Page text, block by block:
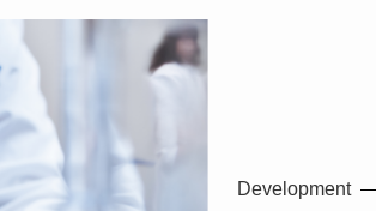
Development